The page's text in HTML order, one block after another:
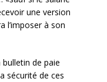
une version
l’imposer à son
de paie
sécurité de ces